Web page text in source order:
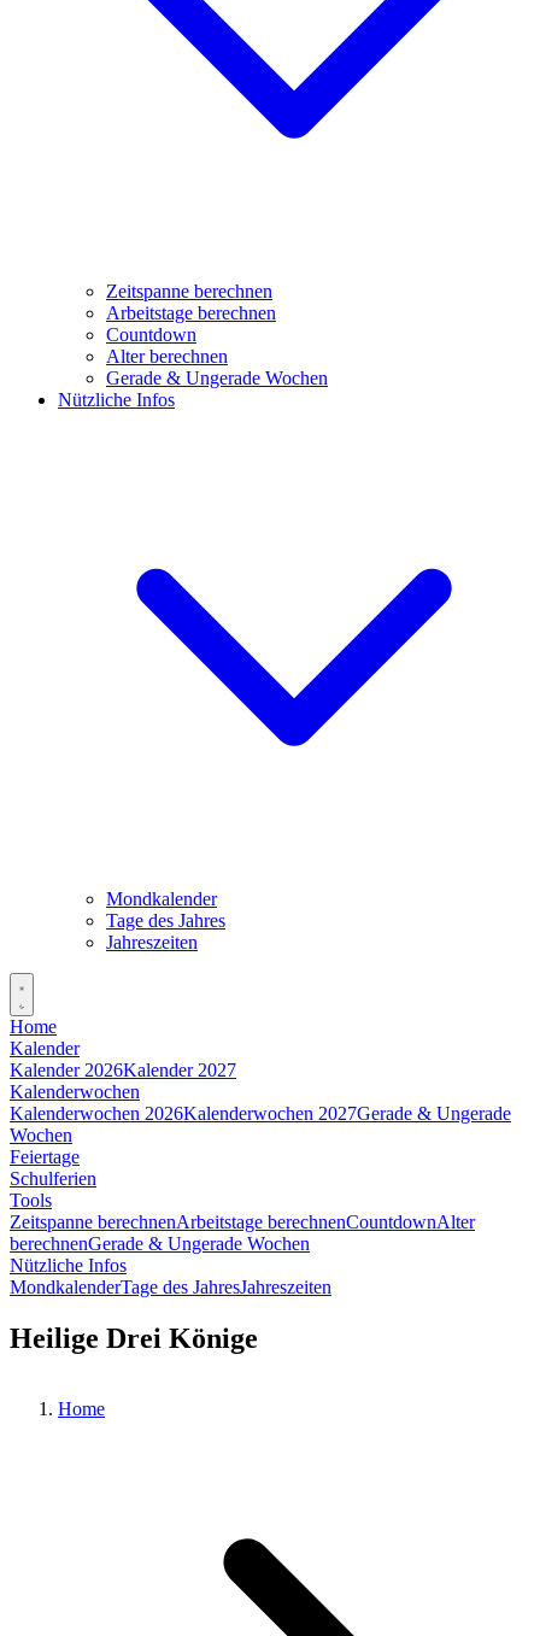
Zeitspanne berechnen
Arbeitstage berechnen
Countdown
Alter berechnen
Gerade & Ungerade Wochen
Nützliche Infos
Mondkalender
Tage des Jahres
Jahreszeiten
Home
Kalender
Kalender 2026Kalender 2027
Kalenderwochen
Kalenderwochen 2026Kalenderwochen 2027Gerade & Ungerade
Wochen
Feiertage
Schulferien
Tools
Zeitspanne berechnenArbeitstage berechnenCountdownAlter
berechnenGerade & Ungerade Wochen
Nützliche Infos
MondkalenderTage des JahresJahreszeiten
Heilige Drei Könige
Home